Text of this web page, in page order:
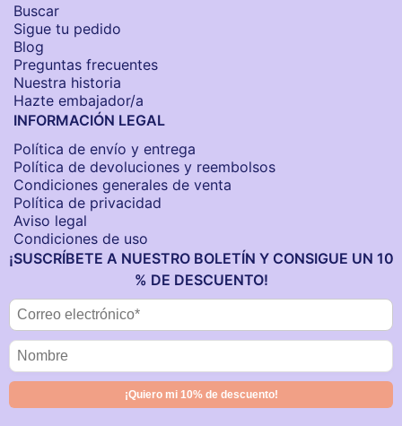
Buscar
Sigue tu pedido
Blog
Preguntas frecuentes
Nuestra historia
Hazte embajador/a
INFORMACIÓN LEGAL
Política de envío y entrega
Política de devoluciones y reembolsos
Condiciones generales de venta
Política de privacidad
Aviso legal
Condiciones de uso
¡SUSCRÍBETE A NUESTRO BOLETÍN Y CONSIGUE UN 10
% DE DESCUENTO!